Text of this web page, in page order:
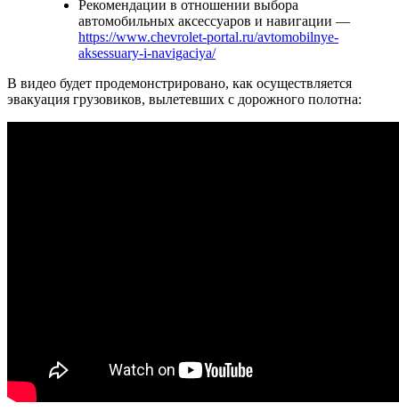
Рекомендации в отношении выбора
автомобильных аксессуаров и навигации —
https://www.chevrolet-portal.ru/avtomobilnye-
aksessuary-i-navigaciya/
В видео будет продемонстрировано, как осуществляется
эвакуация грузовиков, вылетевших с дорожного полотна: